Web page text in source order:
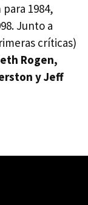
1984,
Junto a
críticas)
Rogen,
y Jeff